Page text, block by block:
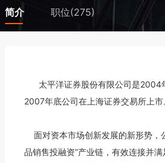
简介 职位(275)
2007年底公司在上海证券交易所上市
品销售投融资”产业链，有效连接并